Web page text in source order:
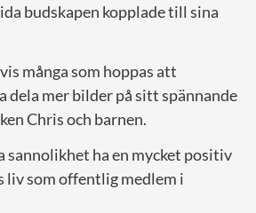
budskapen kopplade till sina
många som hoppas att
dela mer bilder på sitt spännande
Chris och barnen.
sannolikhet ha en mycket positiv
liv som offentlig medlem i